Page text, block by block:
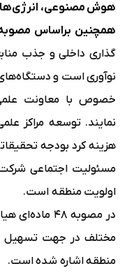
هوش مصنوعی،
همچنین براساس
گذاری داخلی و جذب
نوآوری است و
خصوص با معاونت
نمایند. توسعه مراکز
هزینه کرد بودجه
مسئولیت اجتماعی
اولویت منطقه است.
در مصوبه 48 ماده‌ای هیات وزیران
مختلف در جهت تسهیل
منطقه اشاره شده است.